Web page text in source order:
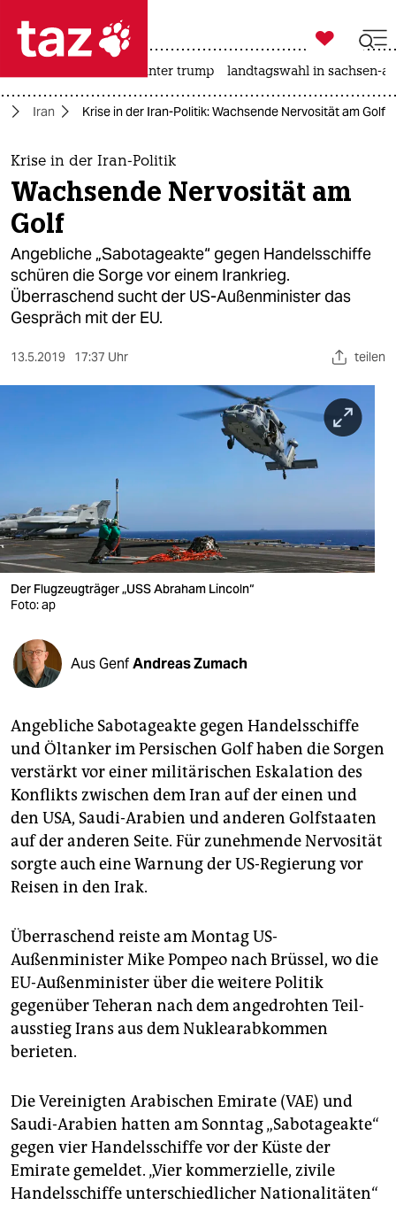
 taz zahl ich
taz zahl ich
themen
politik
öko
gesellschaft
kultur
sport
verlag
verlag
veranstaltungen
fragen & hilfe
unterstützen
abo
genossenschaft
epaper login

taz zahl ich
usa unter trump landtagswahl in sachsen-
Iran Krise in der Iran-Politik: Wachsende Nervosität am Golf
Krise in der Iran-Politik
Wachsende Nervosität am
Golf
Angebliche „Sabotageakte“ gegen Handelsschiffe
schüren die Sorge vor einem Irankrieg.
Überraschend sucht der US-Außenminister das
Gespräch mit der EU.
13.5.2019 17:37 Uhr teilen
Der Flugzeugträger „USS Abraham Lincoln“
Foto: ap
Aus GenfAndreas Zumach
Angebliche Sabotageakte gegen Handelsschiffe
und Öltanker im Persischen Golf haben die Sorgen
verstärkt vor einer militärischen Eskalation des
Konflikts zwischen dem Iran auf der einen und
den USA, Saudi-Arabien und anderen Golfstaaten
auf der anderen Seite. Für zunehmende Nervosität
sorgte auch eine Warnung der US-Regierung vor
Reisen in den Irak.
Überraschend reiste am Montag US-
Außenminister Mike Pompeo nach Brüssel, wo die
EU-Außenminister über die weitere Politik
gegenüber Teheran nach dem angedrohten Teil­
ausstieg Irans aus dem Nuklearabkommen
berieten.
Die Vereinigten Arabischen Emirate (VAE) und
Saudi-Arabien hatten am Sonntag „Sabotageakte“
gegen vier Handelsschiffe vor der Küste der
Emirate gemeldet. „Vier kommerzielle, zivile
Handelsschiffe unterschiedlicher Nationalitäten“